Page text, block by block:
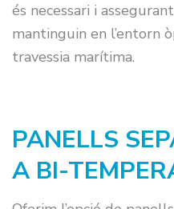
és necessari i
mantinguin en l’entorn
travessia marítima.
PANELLS
A BI-